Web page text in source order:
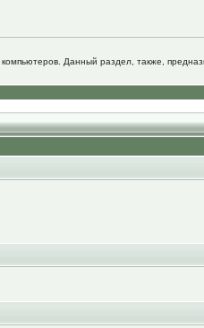
Данный раздел, также,